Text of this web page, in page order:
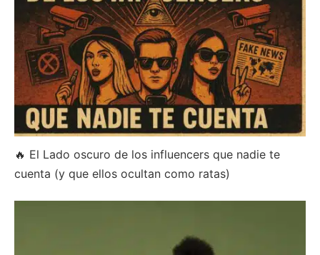
🔥 El Lado oscuro de los influencers que nadie te
cuenta (y que ellos ocultan como ratas)